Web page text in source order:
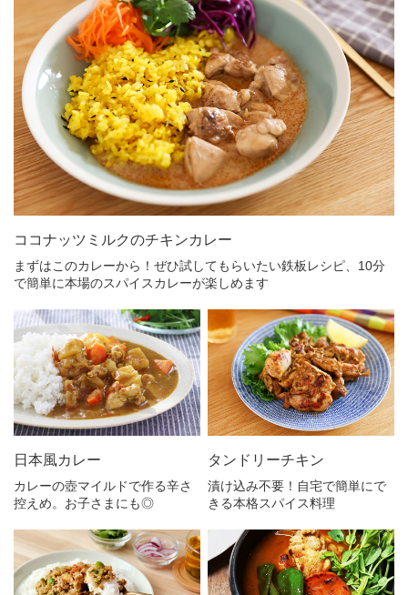
ココナッツミルクのチキンカレー
まずはこのカレーから！ぜひ試してもらいたい鉄板レシピ、10分
で簡単に本場のスパイスカレーが楽しめます
日本風カレー
カレーの壺マイルドで作る辛さ
控えめ。お子さまにも◎
タンドリーチキン
漬け込み不要！自宅で簡単にで
きる本格スパイス料理